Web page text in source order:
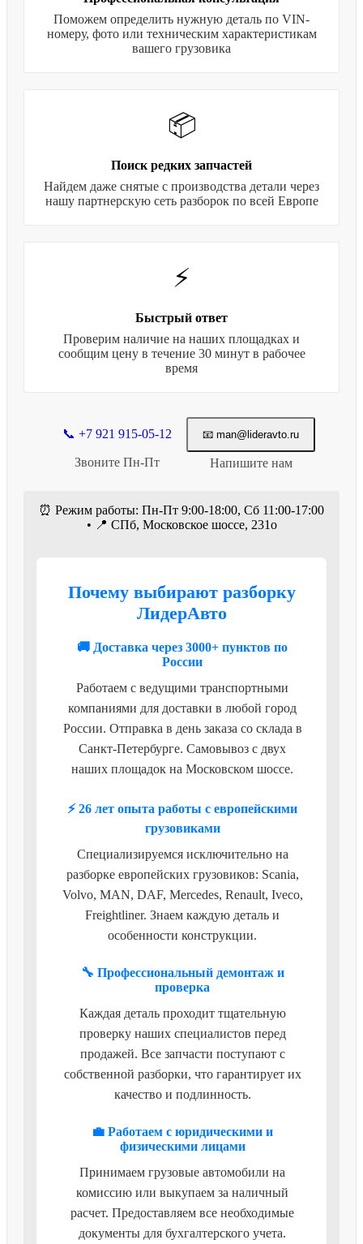
Поможем определить нужную деталь по VIN-
номеру, фото или техническим характеристикам
вашего грузовика
📦
Поиск редких запчастей
Найдем даже снятые с производства детали через
нашу партнерскую сеть разборок по всей Европе
⚡
Быстрый ответ
Проверим наличие на наших площадках и
сообщим цену в течение 30 минут в рабочее
время
📞 +7 921 915-05-12
Звоните Пн-Пт
📧 man@lideravto.ru
Напишите нам
⏰ Режим работы: Пн-Пт 9:00-18:00, Сб 11:00-17:00
• 📍 СПб, Московское шоссе, 231о
Почему выбирают разборку
ЛидерАвто
🚚 Доставка через 3000+ пунктов по
России
Работаем с ведущими транспортными
компаниями для доставки в любой город
России. Отправка в день заказа со склада в
Санкт-Петербурге. Самовывоз с двух
наших площадок на Московском шоссе.
⚡ 26 лет опыта работы с европейскими
грузовиками
Специализируемся исключительно на
разборке европейских грузовиков: Scania,
Volvo, MAN, DAF, Mercedes, Renault, Iveco,
Freightliner. Знаем каждую деталь и
особенности конструкции.
🔧 Профессиональный демонтаж и
проверка
Каждая деталь проходит тщательную
проверку наших специалистов перед
продажей. Все запчасти поступают с
собственной разборки, что гарантирует их
качество и подлинность.
💼 Работаем с юридическими и
физическими лицами
Принимаем грузовые автомобили на
комиссию или выкупаем за наличный
расчет. Предоставляем все необходимые
документы для бухгалтерского учета.